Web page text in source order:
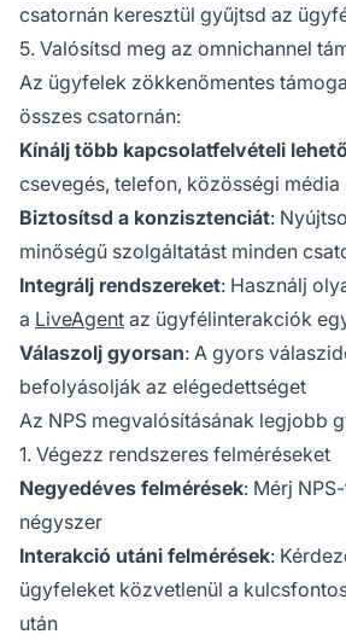
csatornán keresztül gyűjtsd az
5. Valósítsd meg az omnichannel
Az ügyfelek zökkenőmentes
összes csatornán:
Kínálj több kapcsolatfelvételi
csevegés, telefon, közösségi média
Biztosítsd a konzisztenciát:
minőségű szolgáltatást minden
Integrálj rendszereket: Használj
a LiveAgent az ügyfélinterakciók
Válaszolj gyorsan: A gyors
befolyásolják az elégedettséget
Az NPS megvalósításának legjobb
1. Végezz rendszeres felméréseket
Negyedéves felmérések: Mérj
négyszer
Interakció utáni felmérések:
ügyfeleket közvetlenül a
után